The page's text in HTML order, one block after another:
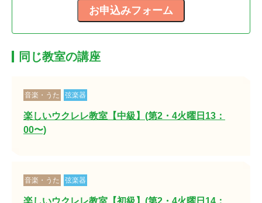
同じ教室の講座
音楽・うた 弦楽器
楽しいウクレレ教室【中級】(第2・4火曜日13：
00〜)
音楽・うた 弦楽器
楽しいウクレレ教室【初級】(第2・4火曜日14：